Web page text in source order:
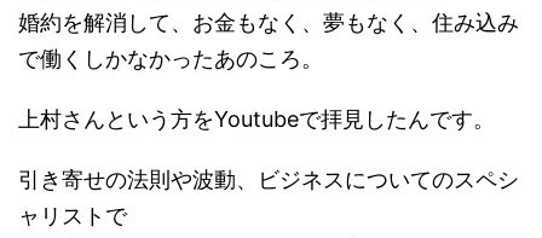
婚約を解消して、お金もなく、夢もなく、住み込み
で働くしかなかったあのころ。
上村さんという方をYoutubeで拝見したんです。
引き寄せの法則や波動、ビジネスについてのスペシ
ャリストで